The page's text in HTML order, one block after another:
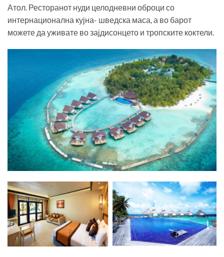
Атол. Ресторанот нуди целодневни оброци со
интернационална кујна- шведска маса, а во барот
можете да уживате во зајдисонцето и тропските коктели.